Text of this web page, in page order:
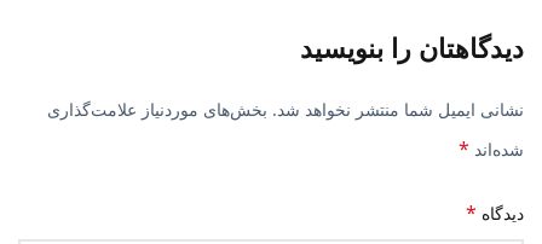
دیدگاهتان را بنویسید
نشانی ایمیل شما منتشر نخواهد شد. بخش‌های موردنیاز علامت‌گذاری
شده‌اند *
دیدگاه *